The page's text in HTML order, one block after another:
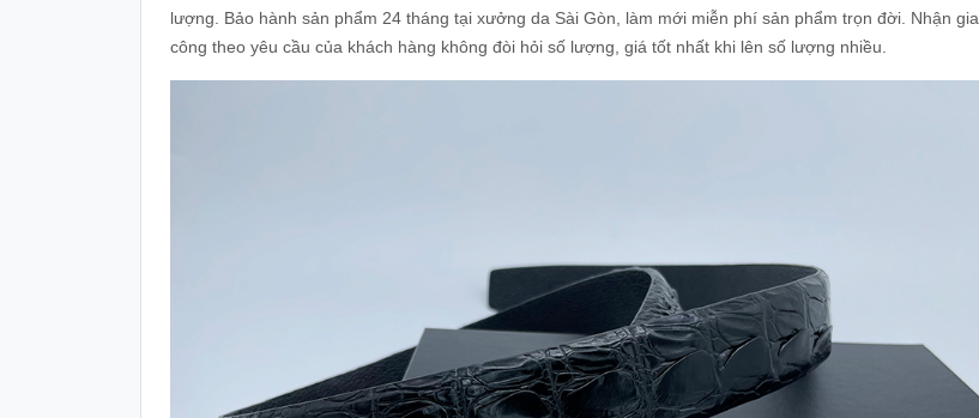
lượng. Bảo hành sản phẩm 24 tháng tại xưởng da Sài Gòn, làm mới miễn phí sản phẩm trọn đời. Nhận gia
công theo yêu cầu của khách hàng không đòi hỏi số lượng, giá tốt nhất khi lên số lượng nhiều.